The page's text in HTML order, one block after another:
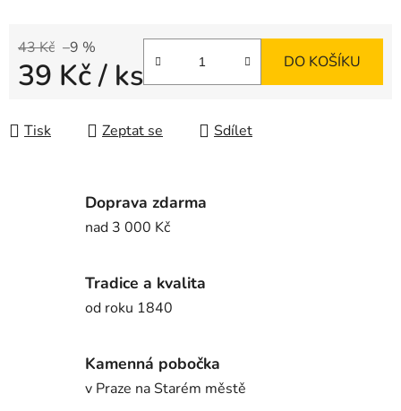
43 Kč –9 %
39 Kč/ ks DO KOŠÍKU
Tisk Zeptat se Sdílet
Doprava zdarma
nad 3 000 Kč
Tradice a kvalita
od roku 1840
Kamenná pobočka
v Praze na Starém městě